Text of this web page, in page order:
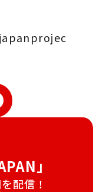
」
配信！